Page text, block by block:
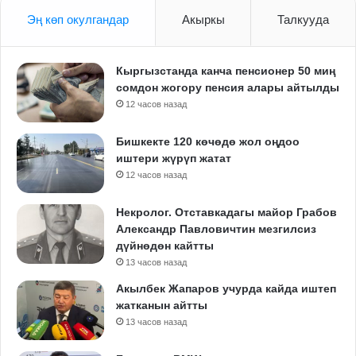
Эң көп окулгандар Акыркы Талкууда
Кыргызстанда канча пенсионер 50 миң
сомдон жогору пенсия алары айтылды
12 часов назад
Бишкекте 120 көчөдө жол оңдоо
иштери жүрүп жатат
12 часов назад
Некролог. Отставкадагы майор Грабов
Александр Павловичтин мезгилсиз
дүйнөдөн кайтты
13 часов назад
Акылбек Жапаров учурда кайда иштеп
жатканын айтты
13 часов назад